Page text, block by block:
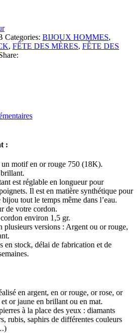
Categories: BIJOUX HOMMES,
, FÊTE DES MÈRES, FÊTE DES
:
motif en or rouge 750 (18K).
est réglable en longueur pour
Il est en matière synthétique pour
tout le temps même dans l’eau.
de votre cordon.
environ 1,5 gr.
plusieurs versions : Argent ou or rouge,
en stock, délai de fabrication et de
en argent, en or rouge, or rose, or
or jaune en brillant ou en mat.
à la place des yeux : diamants
rubis, saphirs de différentes couleurs